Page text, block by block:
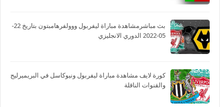
بث مباشرمشاهدة مباراة ليفربول ووولفرهامبتون بتاريخ 22-
05-2022 الدوري الانجليزي
كورة لايف مشاهدة مباراة ليفربول ونيوكاسل في البريميرليج
والقنوات الناقلة